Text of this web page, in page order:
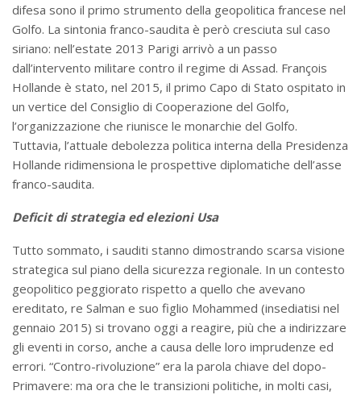
difesa sono il primo strumento della geopolitica francese nel
Golfo. La sintonia franco-saudita è però cresciuta sul caso
siriano: nell’estate 2013 Parigi arrivò a un passo
dall’intervento militare contro il regime di Assad. François
Hollande è stato, nel 2015, il primo Capo di Stato ospitato in
un vertice del Consiglio di Cooperazione del Golfo,
l’organizzazione che riunisce le monarchie del Golfo.
Tuttavia, l’attuale debolezza politica interna della Presidenza
Hollande ridimensiona le prospettive diplomatiche dell’asse
franco-saudita.
Deficit di strategia ed elezioni Usa
Tutto sommato, i sauditi stanno dimostrando scarsa visione
strategica sul piano della sicurezza regionale. In un contesto
geopolitico peggiorato rispetto a quello che avevano
ereditato, re Salman e suo figlio Mohammed (insediatisi nel
gennaio 2015) si trovano oggi a reagire, più che a indirizzare
gli eventi in corso, anche a causa delle loro imprudenze ed
errori. “Contro-rivoluzione” era la parola chiave del dopo-
Primavere: ma ora che le transizioni politiche, in molti casi,